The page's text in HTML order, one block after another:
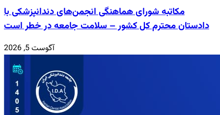
مکاتبه شورای هماهنگی انجمن‌های دندانپزشکی با
دادستان محترم کل کشور – سلامت جامعه در خطر است
آگوست 5, 2026